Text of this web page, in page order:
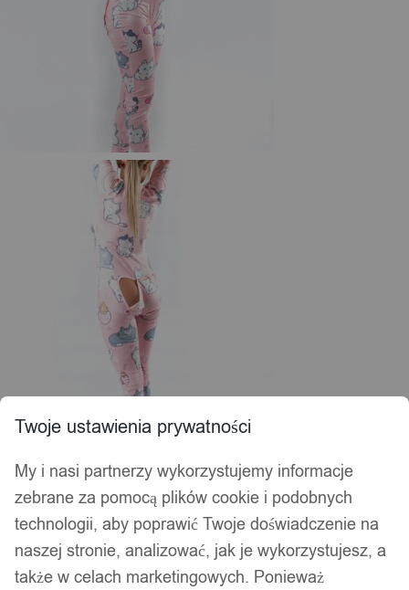
Twoje ustawienia prywatności
My i nasi partnerzy wykorzystujemy informacje
zebrane za pomocą plików cookie i podobnych
technologii, aby poprawić Twoje doświadczenie na
naszej stronie, analizować, jak je wykorzystujesz, a
także w celach marketingowych. Ponieważ